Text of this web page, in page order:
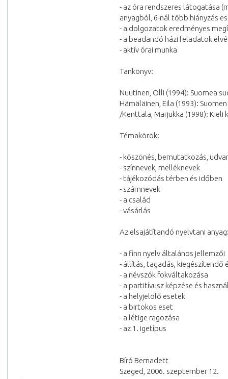
- az óra rendszeres látogatása
anyagból, 6-nál több hiányzás
- a dolgozatok eredményes
- a beadandó házi feladatok
- aktív órai munka
Tankönyv:
Nuutinen, Olli (1994): Suomea
Hämäläinen, Eila (1993):
/Kenttälä, Marjukka (1998):
Témakörök:
- köszönés, bemutatkozás,
- színnevek, melléknevek
- tájékozódás térben és időben
- számnevek
- a család
- vásárlás
Az elsajátítandó nyelvtani
- a finn nyelv általános jellemzői
- állítás, tagadás, kiegészítendő
- a névszók fokváltakozása
- a partitívusz képzése és
- a helyjelölő esetek
- a birtokos eset
- a létige ragozása
- az 1. igetípus
Bíró Bernadett
Szeged, 2006. szeptember 12.